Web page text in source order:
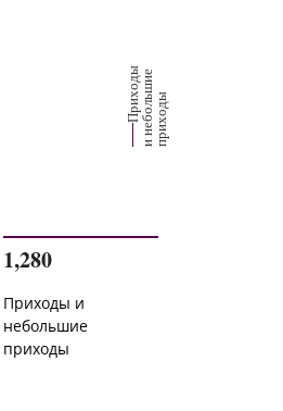
П
р
их
о
д
ы
и
н
е
б
о
ль
ш
ие
п
р
и
х
о
ды
1,280
Приходы и
небольшие
приходы